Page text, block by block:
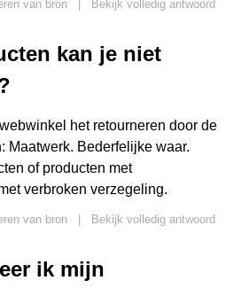
van bron
Bekijk volledig antwoord
kan je niet
het retourneren door de
Maatwerk. Bederfelijke waar.
of producten met
verbroken verzegeling.
van bron
Bekijk volledig antwoord
ik mijn